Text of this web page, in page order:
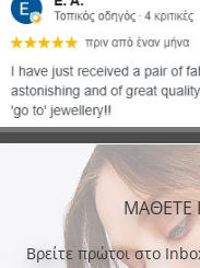
ΜΑΘΕΤΕ
Bρείτε πρώτοι στο